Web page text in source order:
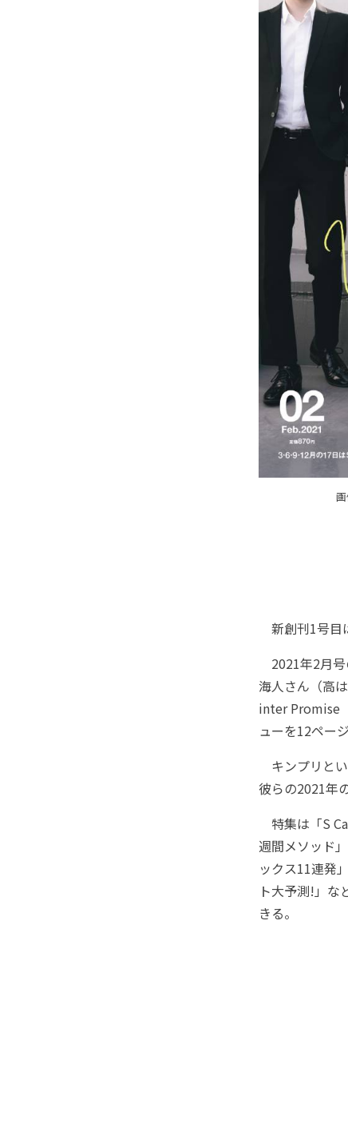
新創刊1号目
2021年2月号
海人さん（高
inter Promise
ューを12ペー
キンプリと
彼らの2021年
特集は「S
週間メソッド
ックス11連発
ト大予測!」な
きる。